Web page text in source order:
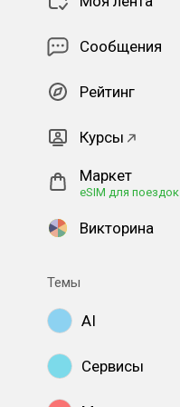
Сообщения
Рейтинг
Курсы
Маркет
eSIM для поездок
Викторина
Темы
AI
Сервисы